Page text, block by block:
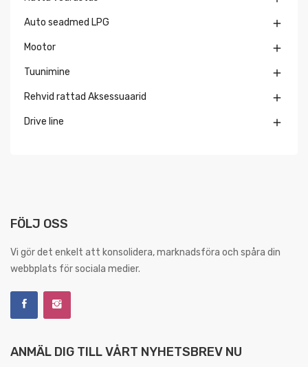
Auto seadmed LPG 
Mootor 
Tuunimine 
Rehvid rattad Aksessuaarid 
Drive line 
FÖLJ OSS
Vi gör det enkelt att konsolidera, marknadsföra och spåra din
webbplats för sociala medier.
ANMÄL DIG TILL VÅRT NYHETSBREV NU